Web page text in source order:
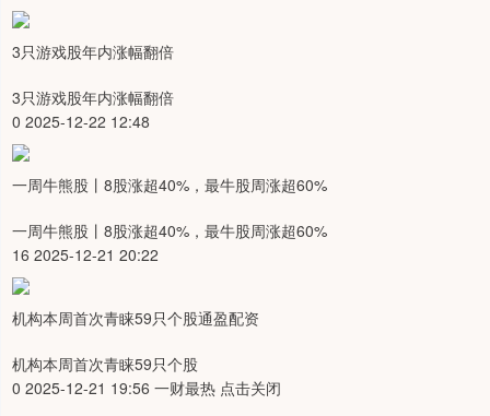
3只游戏股年内涨幅翻倍
3只游戏股年内涨幅翻倍
0 2025-12-22 12:48
一周牛熊股丨8股涨超40%，最牛股周涨超60%
一周牛熊股丨8股涨超40%，最牛股周涨超60%
16 2025-12-21 20:22
机构本周首次青睐59只个股通盈配资
机构本周首次青睐59只个股
0 2025-12-21 19:56 一财最热 点击关闭